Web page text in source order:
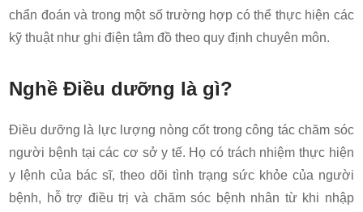
chẩn đoán và trong một số trường hợp có thể thực hiện các
kỹ thuật như ghi điện tâm đồ theo quy định chuyên môn.
Nghề Điều dưỡng là gì?
Điều dưỡng là lực lượng nòng cốt trong công tác chăm sóc
người bệnh tại các cơ sở y tế. Họ có trách nhiệm thực hiện
y lệnh của bác sĩ, theo dõi tình trạng sức khỏe của người
bệnh, hỗ trợ điều trị và chăm sóc bệnh nhân từ khi nhập